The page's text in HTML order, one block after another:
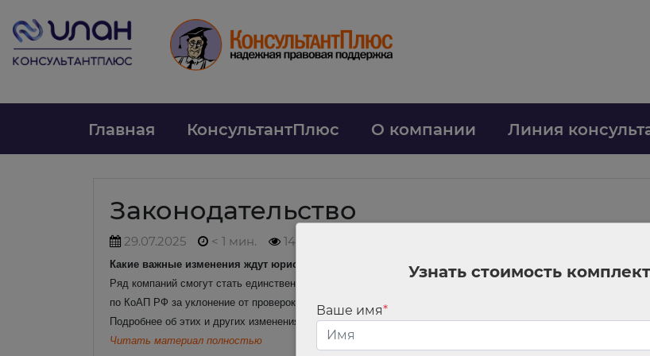
Главная КонсультантПлюс О компании Линия
Законодательство
29.07.2025 < 1 мин. 143
Какие важные изменения ждут юриста в августе 2025 года
Ряд компаний смогут стать единственными учредителями ООО или АО. Абоненты операторов мобильной
по КоАП РФ за уклонение от проверок станет распространяться на любые виды контрольно-надзорных
Подробнее об этих и других изменениях читайте в обзоре.
Читать материал полностью
Узнать стоимость
Ваше имя*